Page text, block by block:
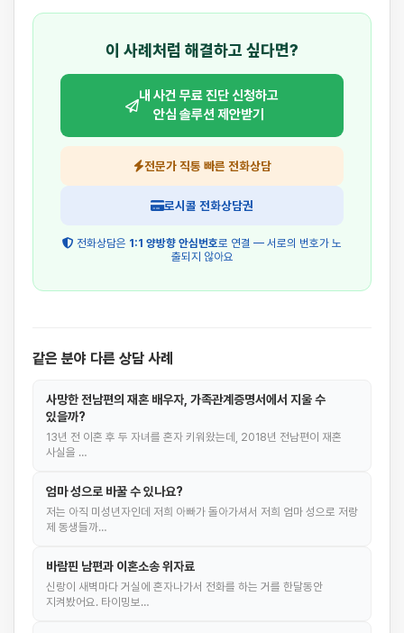
이 사례처럼 해결하고 싶다면?
내 사건 무료 진단 신청하고
안심 솔루션 제안받기
전문가 직통 빠른 전화상담
로시콜 전화상담권
전화상담은 1:1 양방향 안심번호로 연결 — 서로의 번호가 노
출되지 않아요
같은 분야 다른 상담 사례
사망한 전남편의 재혼 배우자, 가족관계증명서에서 지울 수
있을까?
13년 전 이혼 후 두 자녀를 혼자 키워왔는데, 2018년 전남편이 재혼
사실을 …
엄마 성으로 바꿀 수 있나요?
저는 아직 미성년자인데 저희 아빠가 돌아가셔서 저희 엄마 성으로 저랑
제 동생들까…
바람핀 남편과 이혼소송 위자료
신랑이 새벽마다 거실에 혼자나가서 전화를 하는 거를 한달동안
지켜봤어요. 타이밍보…